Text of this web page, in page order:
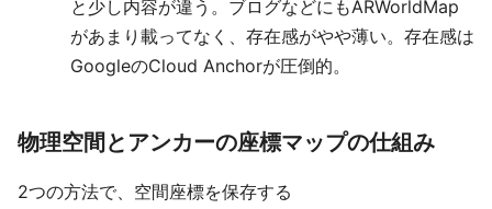
と少し内容が違う。ブログなどにもARWorldMap
があまり載ってなく、存在感がやや薄い。存在感は
GoogleのCloud Anchorが圧倒的。
物理空間とアンカーの座標マップの仕組み
2つの方法で、空間座標を保存する